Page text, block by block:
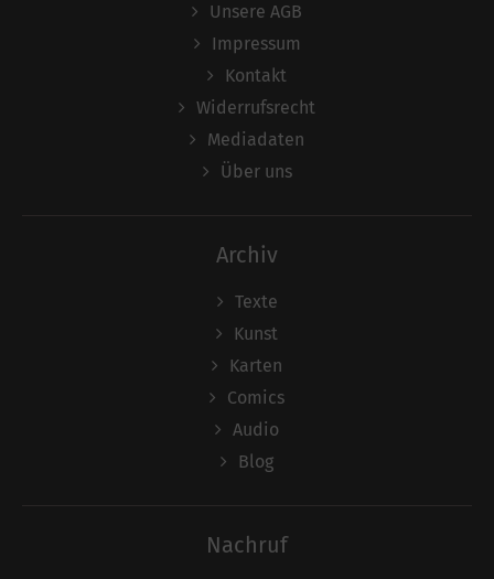
Unsere AGB
Impressum
Kontakt
Widerrufsrecht
Mediadaten
Über uns
Archiv
Texte
Kunst
Karten
Comics
Audio
Blog
Nachruf